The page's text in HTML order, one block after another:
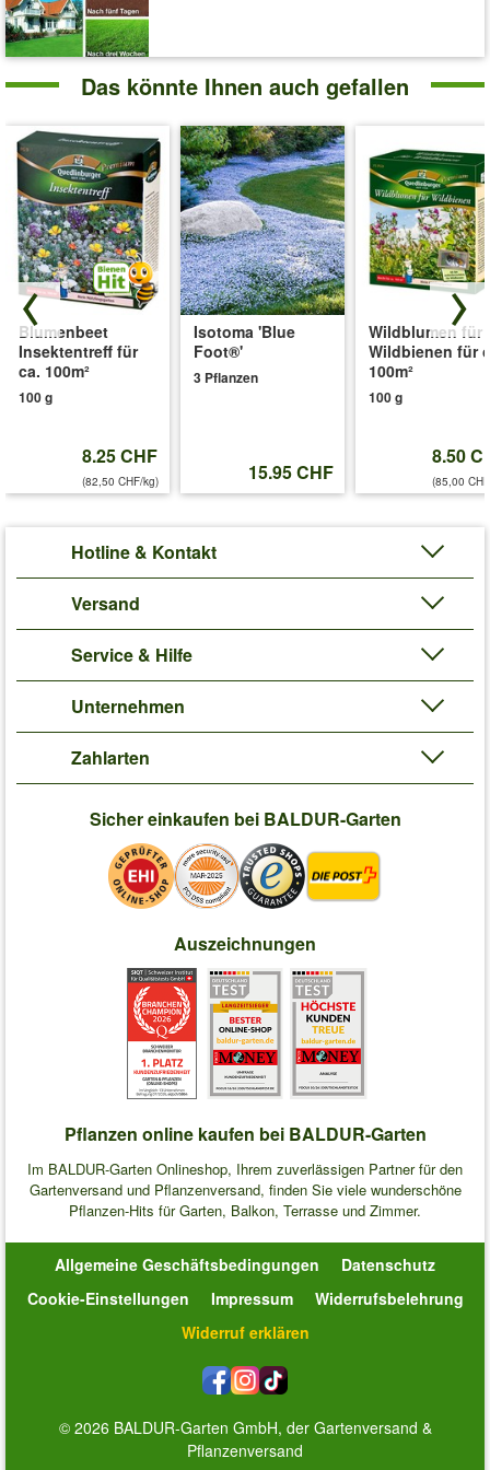
Inhalt:
100 g (zum Zeitpunkt der Abfüllung) / ausreichend für ca. 100
m²
23098
Liefergrösse:100 g
'Singvogel Nährpflanzen für ca. 100m²'
Pflege-Tipps
Das könnte Ihnen auch gefallen
Blumenbeet
Insektentreff für
ca. 100m²
100 g
8.25 CHF
(82,50 CHF/kg)
Isotoma 'Blue
Foot®'
3 Pflanzen
15.95 CHF
Wildblumen für
Wildbienen für
100m²
100 g
8.50
(85,00
Hotline & Kontakt
Versand
Service & Hilfe
Unternehmen
Zahlarten
Sicher einkaufen bei BALDUR-Garten
Auszeichnungen
Pflanzen online kaufen bei BALDUR-Garten
Im BALDUR-Garten Onlineshop, Ihrem zuverlässigen Partner für den
Gartenversand und Pflanzenversand, finden Sie viele wunderschöne
Pflanzen-Hits für Garten, Balkon, Terrasse und Zimmer.
Allgemeine Geschäftsbedingungen
Datenschutz
Cookie-Einstellungen
Impressum
Widerrufsbelehrung
Widerruf erklären
© 2026 BALDUR-Garten GmbH, der Gartenversand &
Pflanzenversand